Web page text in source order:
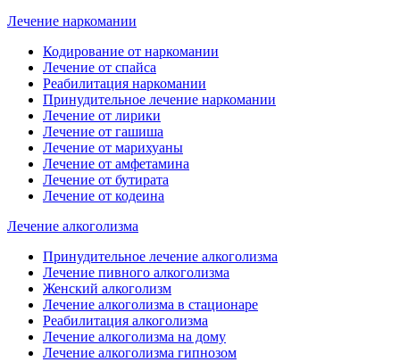
Лечение наркомании
Кодирование от наркомании
Лечение от спайса
Реабилитация наркомании
Принудительное лечение наркомании
Лечение от лирики
Лечение от гашиша
Лечение от марихуаны
Лечение от амфетамина
Лечение от бутирата
Лечение от кодеина
Лечение алкоголизма
Принудительное лечение алкоголизма
Лечение пивного алкоголизма
Женский алкоголизм
Лечение алкоголизма в стационаре
Реабилитация алкоголизма
Лечение алкоголизма на дому
Лечение алкоголизма гипнозом